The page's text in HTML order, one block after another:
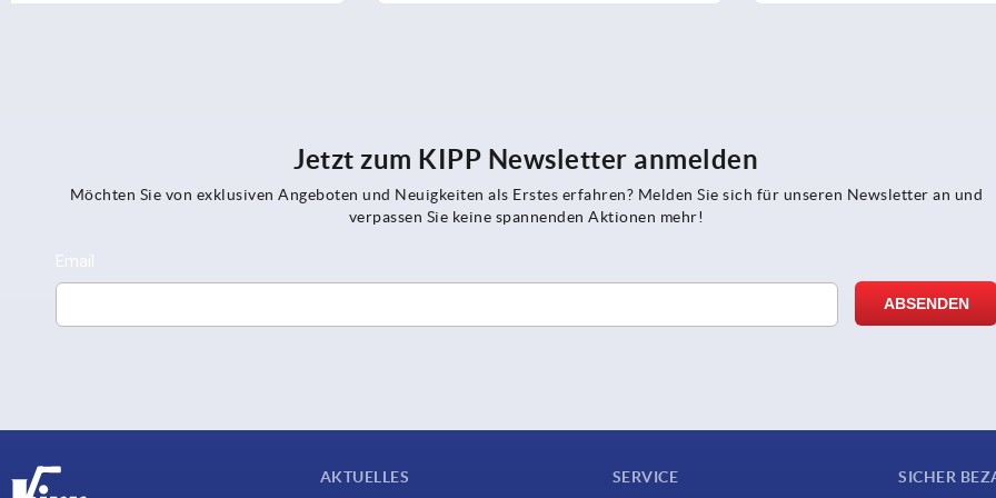
Jetzt zum KIPP Newsletter anmelden
Möchten Sie von exklusiven Angeboten und Neuigkeiten als Erstes erfahren? Melden Sie sich für unseren Newsletter an und
verpassen Sie keine spannenden Aktionen mehr!
AKTUELLES SERVICE SICHER